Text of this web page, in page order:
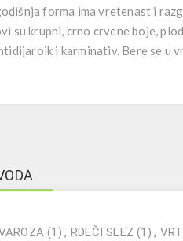
forma ima vretenast i
su krupni, crno crvene boje,
i karminativ. Bere se u
(1) , RDEČI SLEZ (1) ,